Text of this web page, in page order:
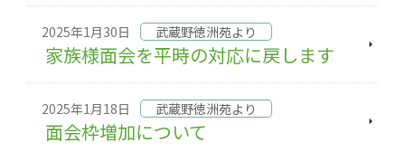
家族様面会を平時の対応に戻します
2025年1月30日 武蔵野徳洲苑より
面会枠増加について
2025年1月18日 武蔵野徳洲苑より